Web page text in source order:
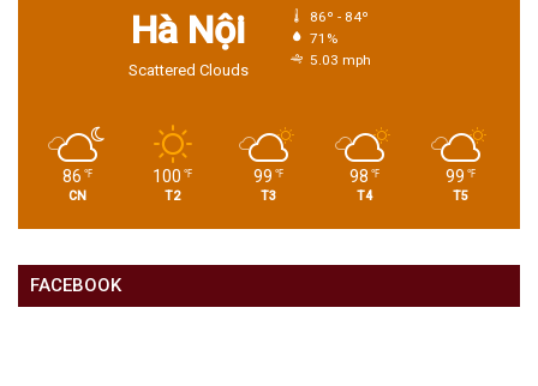
Hà Nội
Scattered Clouds
86º - 84º
71%
5.03 mph
86 ℉
CN
100 ℉
T2
99 ℉
T3
98 ℉
T4
99 ℉
T5
FACEBOOK